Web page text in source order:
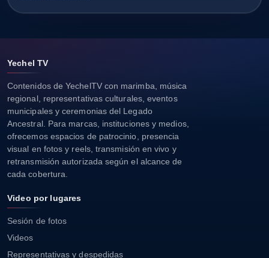
Yechel TV
Contenidos de YechelTV con marimba, música
regional, representativas culturales, eventos
municipales y ceremonias del Legado
Ancestral. Para marcas, instituciones y medios,
ofrecemos espacios de patrocinio, presencia
visual en fotos y reels, transmisión en vivo y
retransmisión autorizada según el alcance de
cada cobertura.
Video por lugares
Sesión de fotos
Videos
Representativas y despedidas